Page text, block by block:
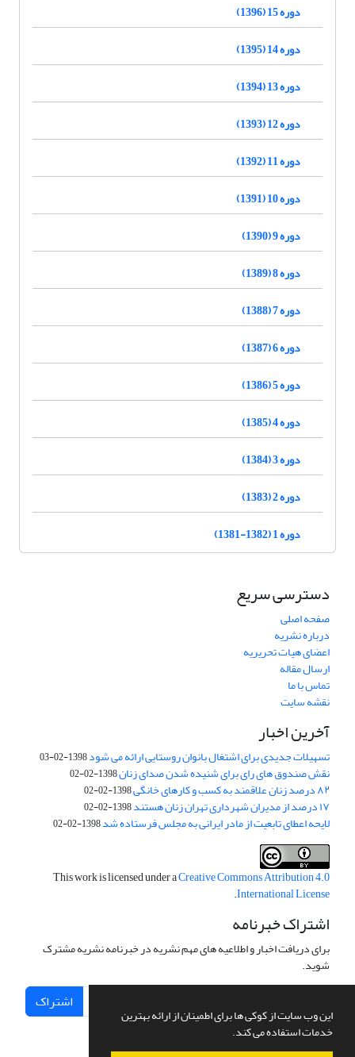
این وب سایت از کوکی ها برای اطمینان از ارائه بهترین
خدمات استفاده می کند.
دوره 15 (1396)
دوره 14 (1395)
دوره 13 (1394)
دوره 12 (1393)
دوره 11 (1392)
دوره 10 (1391)
دوره 9 (1390)
دوره 8 (1389)
دوره 7 (1388)
دوره 6 (1387)
دوره 5 (1386)
دوره 4 (1385)
دوره 3 (1384)
دوره 2 (1383)
دوره 1 (1382-1381)
دسترسی سریع
صفحه اصلی
درباره نشریه
اعضای هیات تحریریه
ارسال مقاله
تماس با ما
نقشه سایت
آخرین اخبار
تسهیلات جدیدی برای اشتغال بانوان روستایی ارائه می شود1398-02-03
نقش صندوق های رای برای شنیده شدن صدای زنان1398-02-02
۸۲ درصد زنان علاقمند به کسب و کارهای خانگی 1398-02-02
۱۷ درصد از مدیران شهرداری تهران زنان هستند 1398-02-02
لایحه اعطای تابعیت از مادر ایرانی به مجلس فرستاده شد1398-02-02
This work is licensed under aCreative Commons Attribution 4.0
International License
.
اشتراک خبرنامه
برای دریافت اخبار و اطلاعیه های مهم نشریه در خبرنامه نشریه مشترک
شوید.
اشتراک